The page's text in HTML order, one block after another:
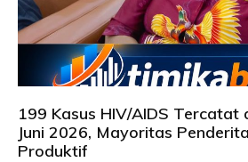
199 Kasus HIV/AIDS Tercatat
Juni 2026, Mayoritas
Produktif